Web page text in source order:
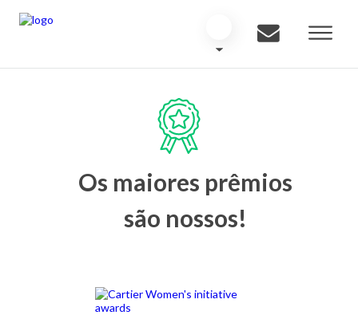
Os maiores prêmios
são nossos!